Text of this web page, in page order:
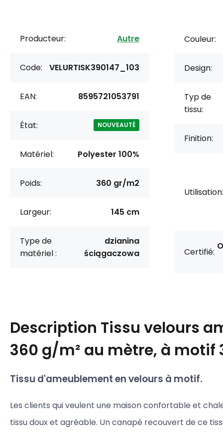
Producteur: Autre
Code: VELURTISK390147_103
EAN: 8595721053791
État: NOUVEAUTÉ
Matériel: Polyester 100%
Poids: 360 gr/m2
Largeur: 145 cm
Type de
matériel :
dzianina
ściągaczowa
Couleur:
Design:
Typ de
tissu:
Finition:
Utilisation:
Certifié:
Description Tissu velours
360 g/m² au mètre, à motif
Tissu d'ameublement en velours à motif.
Les clients qui veulent une maison confortable et
tissu doux et agréable. Un canapé recouvert de ce